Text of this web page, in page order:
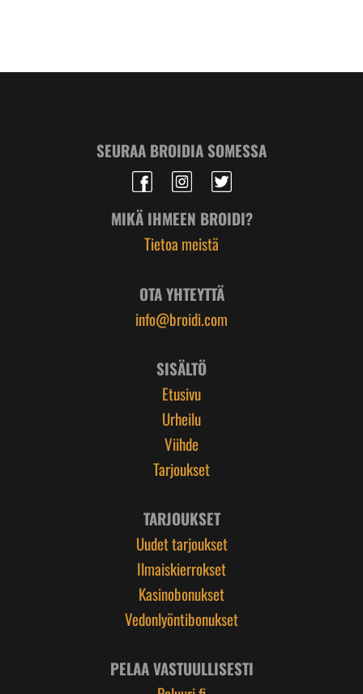
SEURAA BROIDIA SOMESSA
MIKÄ IHMEEN BROIDI?
Tietoa meistä
OTA YHTEYTTÄ
info@broidi.com
SISÄLTÖ
Etusivu
Urheilu
Viihde
Tarjoukset
TARJOUKSET
Uudet tarjoukset
Ilmaiskierrokset
Kasinobonukset
Vedonlyöntibonukset
PELAA VASTUULLISESTI